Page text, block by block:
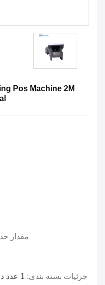
Pos Machine 2M
مقدار
جزئیات بسته بندی: 1 عدد در هر جعبه ، 10 عدد در هر کارتن